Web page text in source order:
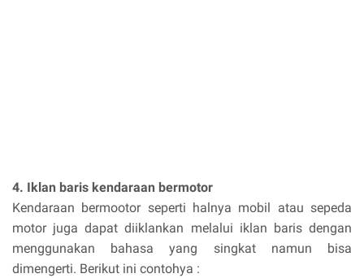
4. Iklan baris kendaraan bermotor
Kendaraan bermootor seperti halnya mobil atau sepeda
motor juga dapat diiklankan melalui iklan baris dengan
menggunakan bahasa yang singkat namun bisa
dimengerti. Berikut ini contohya :